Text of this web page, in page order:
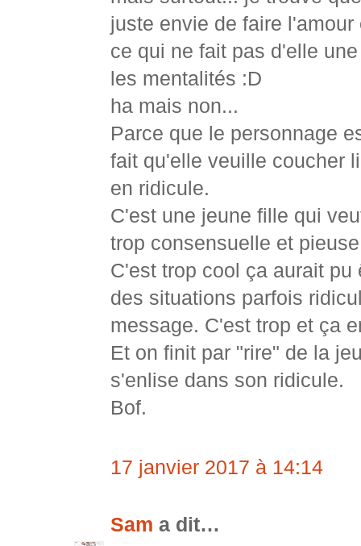
juste envie de faire
ce qui ne fait pas d'elle
les mentalités :D
ha mais non...
Parce que le personnage
fait qu'elle veuille coucher
en ridicule.
C'est une jeune fille qui
trop consensuelle et
C'est trop cool ça aurait
des situations parfois
message. C'est trop et ça
Et on finit par "rire" de la
s'enlise dans son ridicule.
Bof.
17 janvier 2017 à 14:14
Sam a dit…